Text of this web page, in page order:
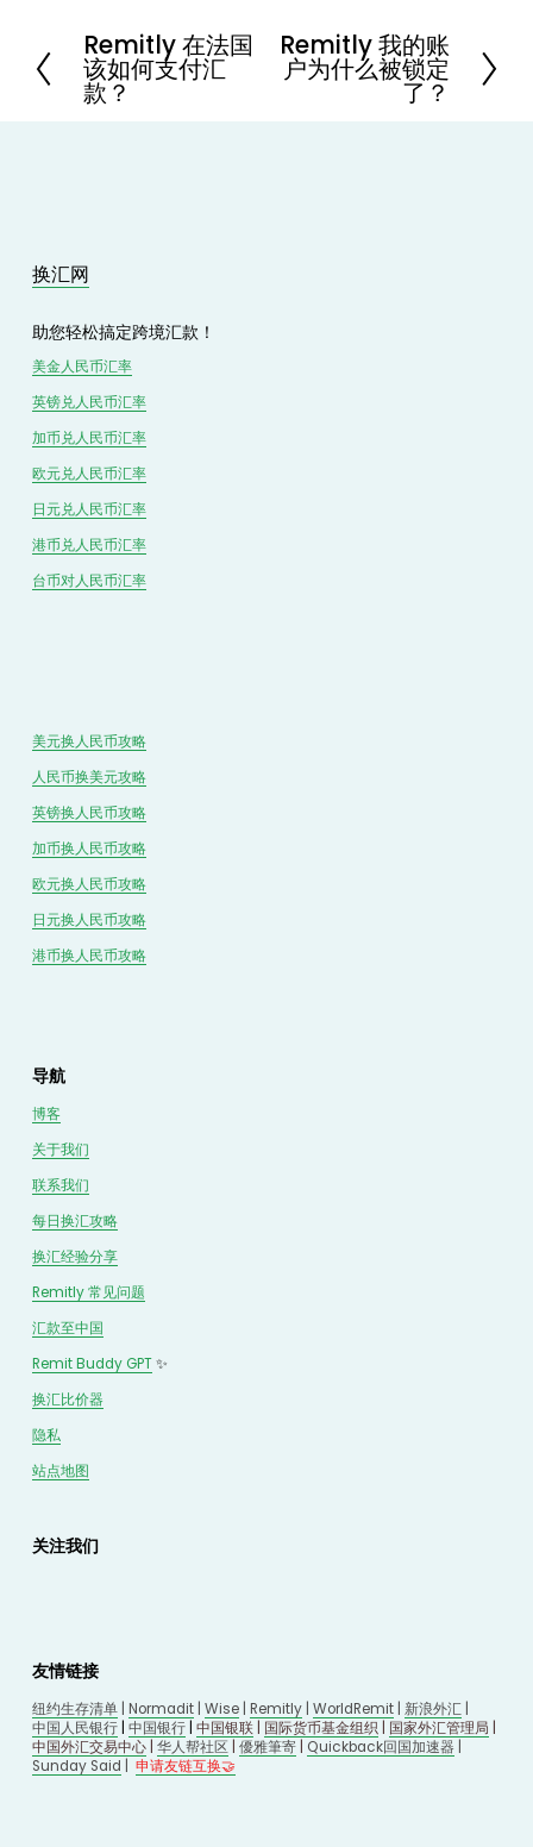
P
r
e
v
Remitly 在法国
该如何支付汇
款？
Remitly 我的账
户为什么被锁定
了？
换汇网
助您轻松搞定跨境汇款！
美金人民币汇率
英镑兑人民币汇率
加币兑人民币汇率
欧元兑人民币汇率
日元兑人民币汇率
港币兑人民币汇率
台币对人民币汇率
导航
博客
关于我们
联系我们
每日换汇攻略
换汇经验分享
Remitly 常见问题
汇款至中国
Remit Buddy GPT ✨
换汇比价器
隐私
站点地图
美元换人民币攻略
人民币换美元攻略
英镑换人民币攻略
加币换人民币攻略
欧元换人民币攻略
日元换人民币攻略
港币换人民币攻略
关注我们
友情链接
纽约生存清单 | Normadit | Wise | Remitly | WorldRemit | 新浪外汇 |
中国人民银行 | 中国银行 | 中国银联 | 国际货币基金组织 | 国家外汇管理局
中国外汇交易中心 | 华人帮社区 | 優雅筆寄 Quickback回国加速器
Sunday Said
申请友链互换🤝